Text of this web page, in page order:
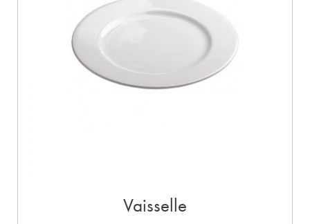
Vaisselle